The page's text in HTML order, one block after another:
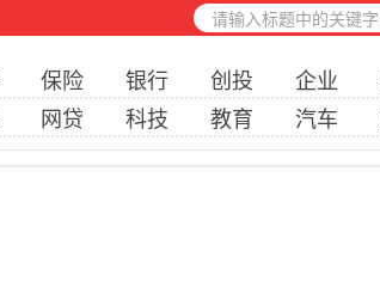
保险 银行 创投 企业
网贷 科技 教育 汽车